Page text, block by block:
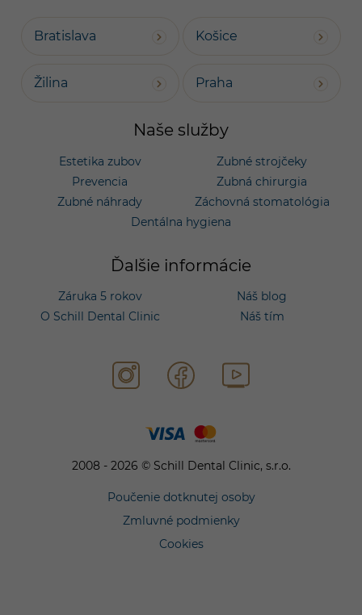
Bratislava Košice
Žilina Praha
Naše služby
Estetika zubov
Zubné strojčeky
Prevencia
Zubná chirurgia
Zubné náhrady
Záchovná stomatológia
Dentálna hygiena
Ďalšie informácie
Záruka 5 rokov
Náš blog
O Schill Dental Clinic
Náš tím
2008 - 2026 © Schill Dental Clinic, s.r.o.
Poučenie dotknutej osoby
Zmluvné podmienky
Cookies